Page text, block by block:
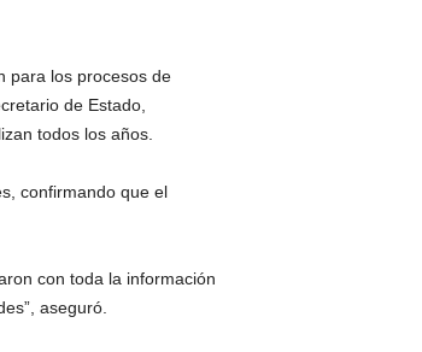
para los procesos de
de Estado,
todos los años.
confirmando que el
con toda la información
aseguró.